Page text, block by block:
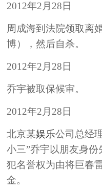
2012年2月28日
周成海到法院领取离
博），然后自杀。
2012年2月28日
乔宇被取保候审。
2012年2月28日
北京某娱乐公司总经
小三”乔宇以朋友身
犯名誉权为由将巨春
金。